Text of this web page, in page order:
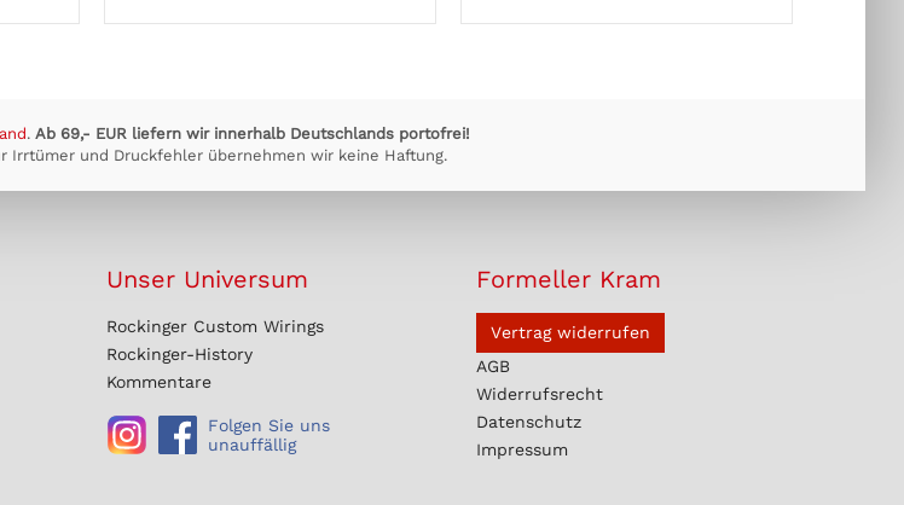
. Ab 69,- EUR liefern wir innerhalb Deutschlands portofrei!
Irrtümer und Druckfehler übernehmen wir keine Haftung.
Unser Universum
Rockinger Custom Wirings
Rockinger-History
Kommentare
Folgen Sie uns
unauffällig
Formeller Kram
Vertrag widerrufen
AGB
Widerrufsrecht
Datenschutz
Impressum